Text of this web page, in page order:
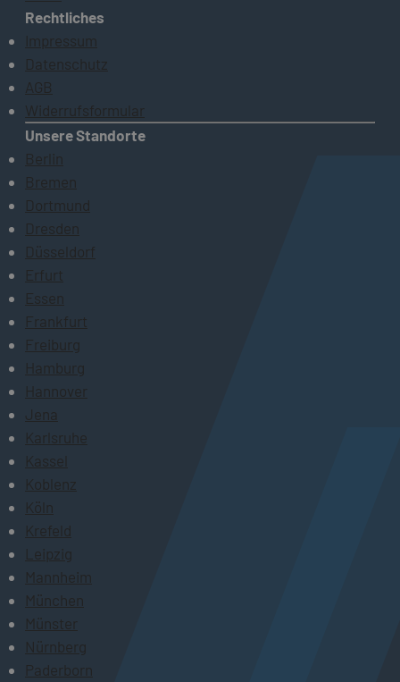
Rechtliches
Impressum
Datenschutz
AGB
Widerrufsformular
Unsere Standorte
Berlin
Bremen
Dortmund
Dresden
Düsseldorf
Erfurt
Essen
Frankfurt
Freiburg
Hamburg
Hannover
Jena
Karlsruhe
Kassel
Koblenz
Köln
Krefeld
Leipzig
Mannheim
München
Münster
Nürnberg
Paderborn